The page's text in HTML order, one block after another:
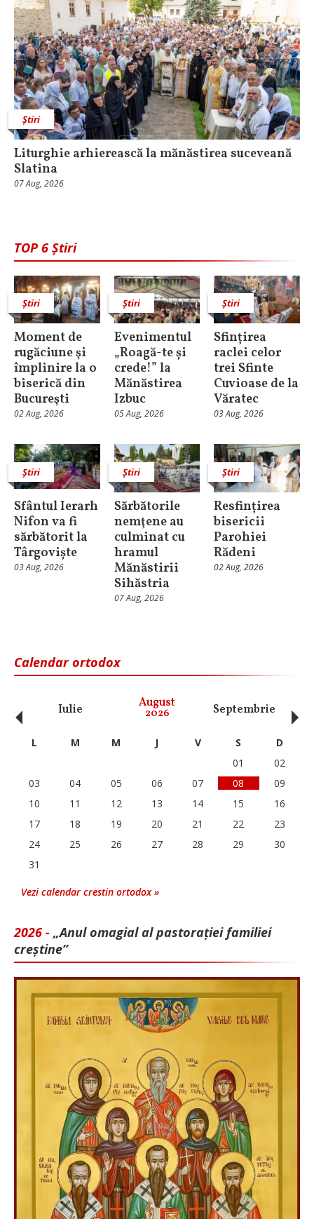
Știri
Liturghie arhierească la mănăstirea suceveană
Slatina
07 Aug, 2026
TOP 6 Știri
Știri
Moment de
rugăciune şi
împlinire la o
biserică din
Bucureşti
02 Aug, 2026
Știri
Evenimentul
„Roagă-te și
crede!” la
Mănăstirea
Izbuc
05 Aug, 2026
Știri
Sfințirea
raclei celor
trei Sfinte
Cuvioase de la
Văratec
03 Aug, 2026
Știri
Sfântul Ierarh
Nifon va fi
sărbătorit la
Târgoviște
03 Aug, 2026
Știri
Sărbătorile
nemţene au
culminat cu
hramul
Mănăstirii
Sihăstria
07 Aug, 2026
Știri
Resfințirea
bisericii
Parohiei
Rădeni
02 Aug, 2026
Calendar ortodox
Iulie August
2026 Septembrie
‹ L M M J V S
D
01
02
03
04 05 06 07 08
09
10
11 12 13 14 15
16
17
18 19 20 21 22
23
24
25 26 27 28 29
30
31
Vezi calendar crestin ortodox »
2026 - „Anul omagial al pastorației familiei
creștine”